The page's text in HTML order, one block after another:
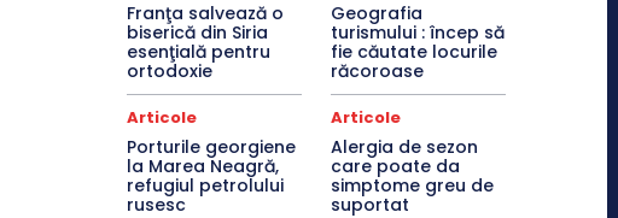
Franţa salvează o
biserică din Siria
esenţială pentru
ortodoxie
Geografia
turismului : încep să
fie căutate locurile
răcoroase
Articole
Porturile georgiene
la Marea Neagră,
refugiul petrolului
rusesc
Articole
Alergia de sezon
care poate da
simptome greu de
suportat